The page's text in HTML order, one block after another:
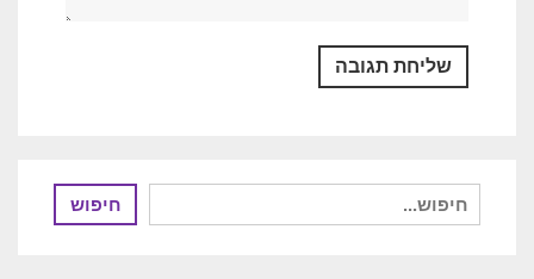
חיפוש
עבור:
חיפוש